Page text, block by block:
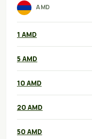
AMD
1 AMD
5 AMD
10 AMD
20 AMD
50 AMD